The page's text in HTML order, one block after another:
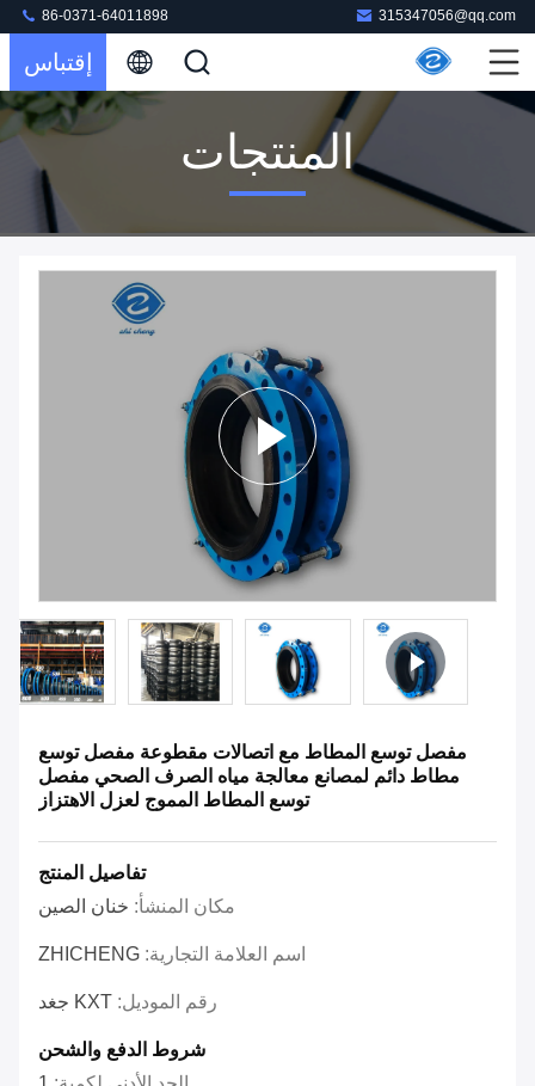
315347056@qq.com
86-0371-64011898
إقتباس
المنتجات
مفصل توسع المطاط مع اتصالات مقطوعة مفصل توسع
مطاط دائم لمصانع معالجة مياه الصرف الصحي مفصل
توسع المطاط المموج لعزل الاهتزاز
تفاصيل المنتج
مكان المنشأ: خنان الصين
اسم العلامة التجارية: ZHICHENG
رقم الموديل: KXT جغد
شروط الدفع والشحن